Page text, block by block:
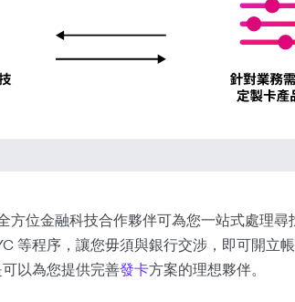
方位金融科技合作夥伴可為您一站式處理尋
等程序，讓您毋須與銀行交涉，即可開立
以為您提供完善發卡方案的理想夥伴。